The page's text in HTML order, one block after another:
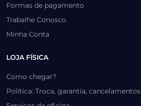
Formas de pagamento
Trabalhe Conosco
Minha Conta
LOJA FÍSICA
Como chegar?
Política: Troca, garantia, cancelamentos